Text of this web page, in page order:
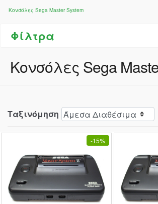
Κονσόλες Sega Master System
Φίλτρα
Κονσόλες Sega
Ταξινόμηση
-15%